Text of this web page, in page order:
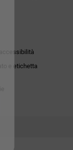
e etichetta